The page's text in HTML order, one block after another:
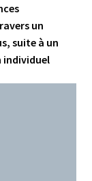
un
suite à un
individuel